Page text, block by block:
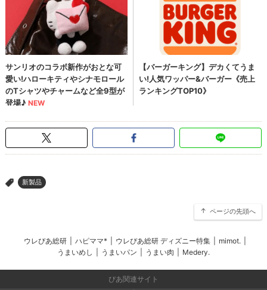
> 新製品
ページの先頭へ
ウレぴあ総研 ハピママ* ウレぴあ総研 ディズニー特集 mimot.
うまいめし
うまいパン うまい肉 Medery.
ぴあ関連サイト